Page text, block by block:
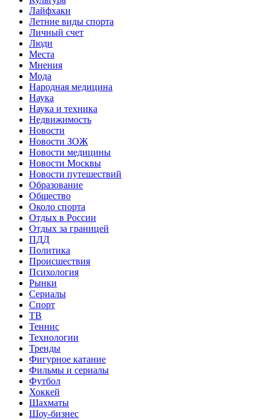
Лайфхаки
Летние виды спорта
Личный счет
Люди
Места
Мнения
Мода
Народная медицина
Наука
Наука и техника
Недвижимость
Новости
Новости ЗОЖ
Новости медицины
Новости Москвы
Новости путешествий
Образование
Общество
Около спорта
Отдых в России
Отдых за границей
ПДД
Политика
Происшествия
Психология
Рынки
Сериалы
Спорт
ТВ
Теннис
Технологии
Тренды
Фигурное катание
Фильмы и сериалы
Футбол
Хоккей
Шахматы
Шоу-бизнес